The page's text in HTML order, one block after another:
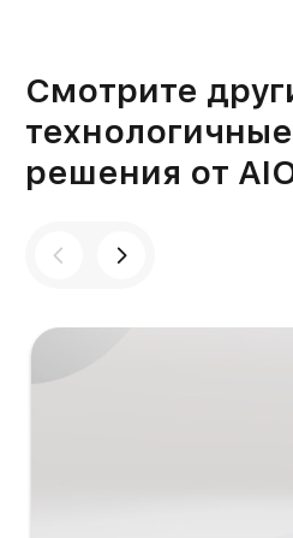
Смотрите
технологичные
решения от